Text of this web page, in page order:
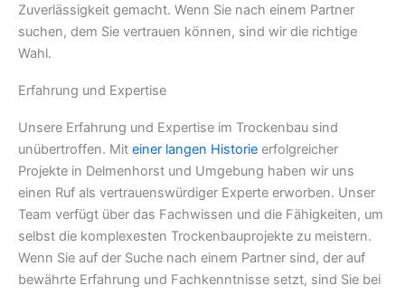
Zuverlässigkeit gemacht. Wenn Sie nach einem Partner
suchen, dem Sie vertrauen können, sind wir die richtige
Wahl.
Erfahrung und Expertise
Unsere Erfahrung und Expertise im Trockenbau sind
unübertroffen. Mit einer langen Historie erfolgreicher
Projekte in Delmenhorst und Umgebung haben wir uns
einen Ruf als vertrauenswürdiger Experte erworben. Unser
Team verfügt über das Fachwissen und die Fähigkeiten, um
selbst die komplexesten Trockenbauprojekte zu meistern.
Wenn Sie auf der Suche nach einem Partner sind, der auf
bewährte Erfahrung und Fachkenntnisse setzt, sind Sie bei